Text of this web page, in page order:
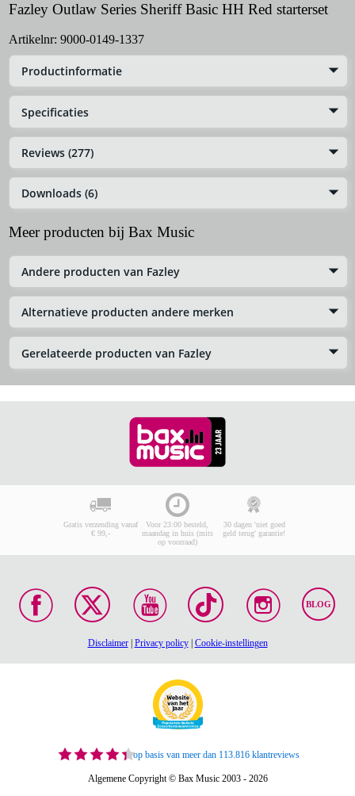
Fazley Outlaw Series Sheriff Basic HH Red starterset
Artikelnr: 9000-0149-1337
Productinformatie
Specificaties
Reviews (277)
Downloads (6)
Meer producten bij Bax Music
Andere producten van Fazley
Alternatieve producten andere merken
Gerelateerde producten van Fazley
Gratis verzending vanaf
€ 99,-
Voor 23:00 besteld,
maandag in huis (mits
op voorraad)
30 dagen 'niet goed
geld terug' garantie!
BLOG
Disclaimer| Privacy policy| Cookie-instellingen
op basis van meer dan 113.816 klantreviews
Algemene Copyright © Bax Music 2003 - 2026